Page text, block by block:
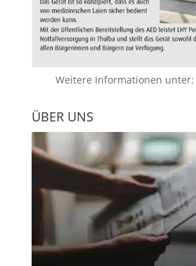
Weitere Informationen unter:
ÜBER UNS